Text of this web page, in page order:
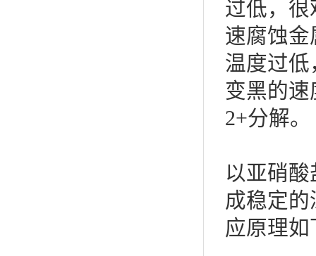
过低，
速腐蚀金
温度过低
变黑的速
2+分解。
以亚硝
成稳定的
应原理如